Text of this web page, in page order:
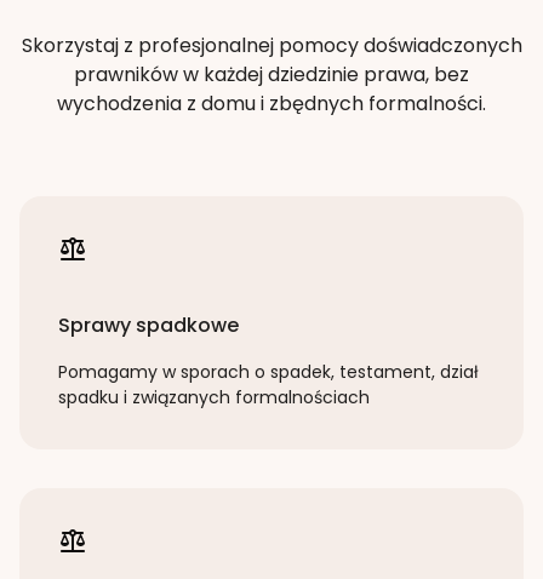
Skorzystaj z profesjonalnej pomocy doświadczonych
prawników w każdej dziedzinie prawa, bez
wychodzenia z domu i zbędnych formalności.
Sprawy spadkowe
Pomagamy w sporach o spadek, testament, dział
spadku i związanych formalnościach